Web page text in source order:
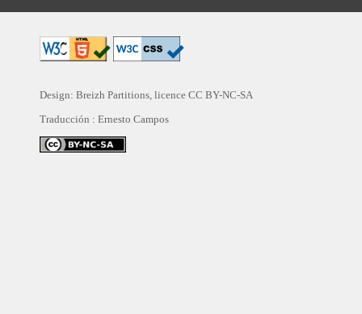
Design: Breizh Partitions, licence CC BY-NC-SA
Traducción : Ernesto Campos